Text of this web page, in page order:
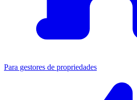
Para gestores de propriedades